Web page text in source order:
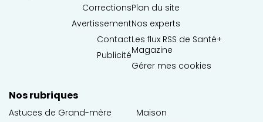
Corrections
Avertissement
Contact
Publicité
Plan du site
Nos experts
Les flux RSS de Santé+
Magazine
Gérer mes cookies
Nos rubriques
Astuces de Grand-mère
Maison